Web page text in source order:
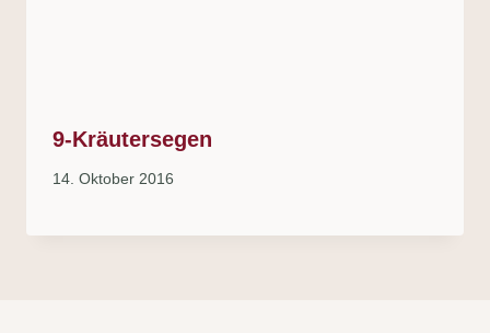
9-Kräutersegen
14. Oktober 2016